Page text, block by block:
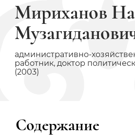
Мириханов
административно-
работник, доктор
(2003)
Содержание